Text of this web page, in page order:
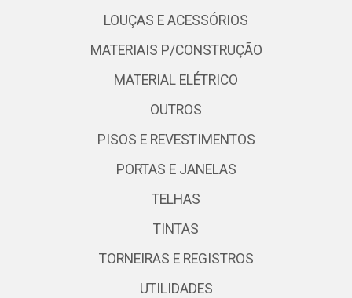
LOUÇAS E ACESSÓRIOS
MATERIAIS P/CONSTRUÇÃO
MATERIAL ELÉTRICO
OUTROS
PISOS E REVESTIMENTOS
PORTAS E JANELAS
TELHAS
TINTAS
TORNEIRAS E REGISTROS
UTILIDADES